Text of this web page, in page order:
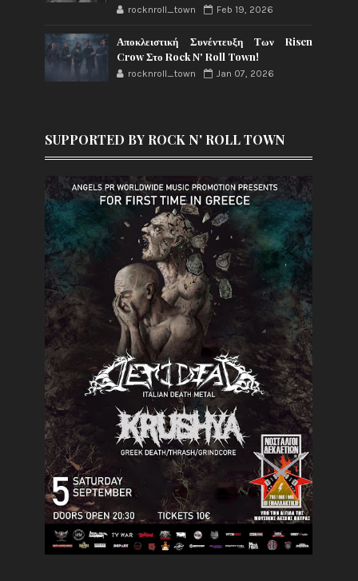
rocknroll_town Feb 19, 2026
Αποκλειστική Συνέντευξη Των Risen
Crow Στο Rock N' Roll Town!
rocknroll_town Jan 07, 2026
SUPPORTED BY ROCK N' ROLL TOWN